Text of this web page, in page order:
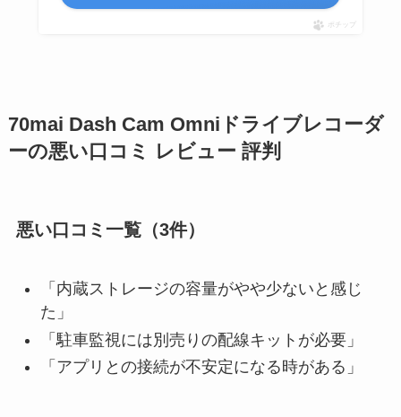
ポチップ
70mai Dash Cam Omniドライブレコーダ
ーの悪い口コミ レビュー 評判
悪い口コミ一覧（3件）
「内蔵ストレージの容量がやや少ないと感じ
た」
「駐車監視には別売りの配線キットが必要」
「アプリとの接続が不安定になる時がある」